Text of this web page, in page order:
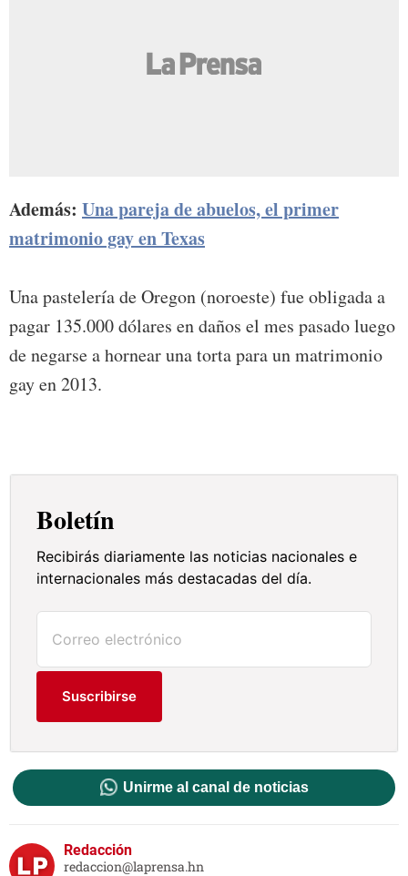
Además: Una pareja de abuelos, el primer
matrimonio gay en Texas
Una pastelería de Oregon (noroeste) fue obligada a
pagar 135.000 dólares en daños el mes pasado luego
de negarse a hornear una torta para un matrimonio
gay en 2013.
Boletín
Recibirás diariamente las noticias nacionales e
internacionales más destacadas del día.
Suscribirse
Unirme al canal de noticias
Redacción
redaccion@laprensa.hn